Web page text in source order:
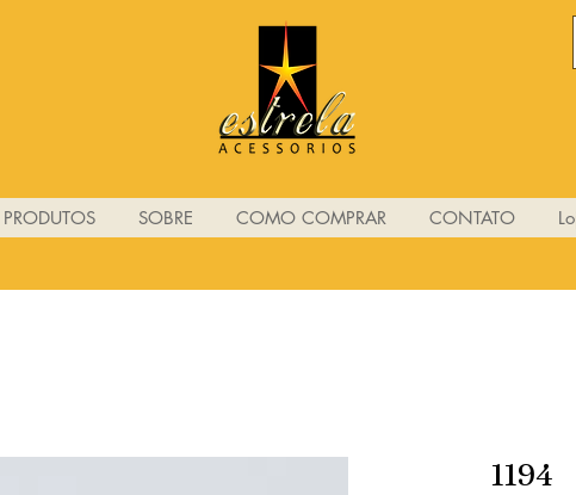
PRODUTOS SOBRE COMO COMPRAR CONTATO
1194